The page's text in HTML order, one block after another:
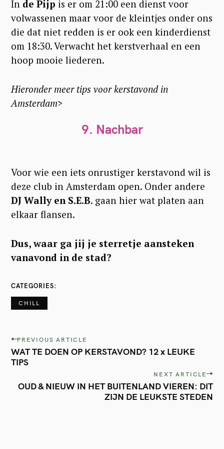
In de Pijp is er om 21:00 een dienst voor
volwassenen maar voor de kleintjes onder ons
die dat niet redden is er ook een kinderdienst
om 18:30. Verwacht het kerstverhaal en een
hoop mooie liederen.
Hieronder meer tips voor kerstavond in
Amsterdam>
9. Nachbar
Voor wie een iets onrustiger kerstavond wil is
deze club in Amsterdam open. Onder andere
DJ Wally en S.E.B. gaan hier wat platen aan
elkaar flansen.
Dus, waar ga jij je sterretje aansteken
vanavond in de stad?
CATEGORIES
CHILL
P
o
PREVIOUS ARTICLE
WAT TE DOEN OP KERSTAVOND? 12 x LEUKE
TIPS
NEXT ARTICLE
OUD & NIEUW IN HET BUITENLAND VIEREN: DIT
ZIJN DE LEUKSTE STEDEN